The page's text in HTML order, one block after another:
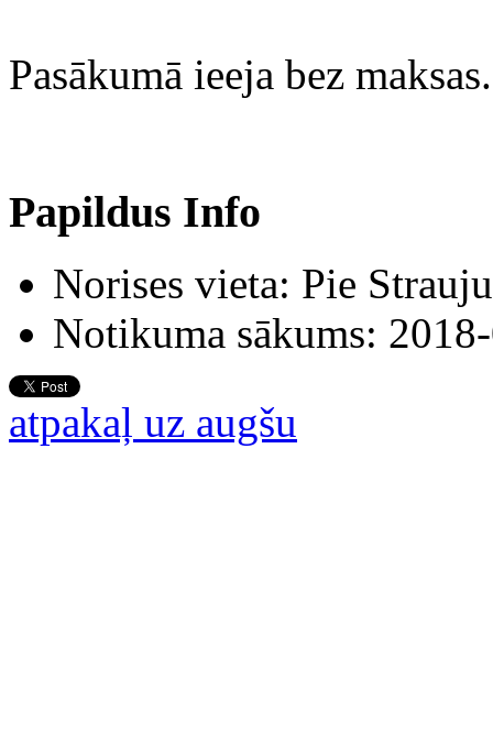
Pasākumā ieeja bez maksas.
Papildus Info
Norises vieta: Pie
Notikuma sākums:
atpakaļ uz augšu